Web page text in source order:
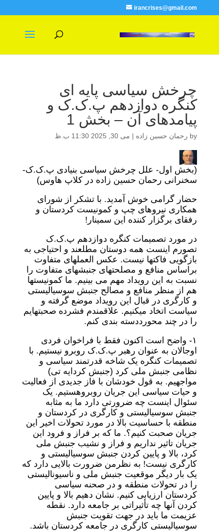
irancrises@gmail.com
چرخش سیاسی پایه ای
کنگره دوازدهم پ.ک.ک و
پیامدهای آن – بخش 1
by رحمان حسین زاده | می 30, 2025 11:30 ب.ظ
(بخش اول- علل چرخش سیاسی بنیادی پ.ک.ک-
سخنرانی رحمان حسین زاده در کلاپ هاوس)
حضار گرامی خوش آمدید. با تشکر از شورای
همکاری نیروهای چپ و کمونیست کردستان و
رفقای برگزار کننده این سمینار!
در مورد تصمیمات کنگره دوازدهم پ.ک.ک
تصورم اینست همه دوستان مطلعند و احتیاجی به
بازگویی فاکتها نیست. عکس العملهای متفاوت
براساس منافع و مصلحتهای جنبشهای متفاوت را
نسبت به این رویداد مهم می بینیم. ما کمونیستها
هم از منظر منافع و مصالح جنبش سوسیالیستی
و کارگری در قبال این رویداد موضع گرفته و
سیاست اتخاد میکنیم. علاقمندم فشرده صحبتهایم
را در چند محورددسته بندی کنم.
١- واضح است اکنون فقط با فراخوان فردی
اوجالان به عنوان رهبر پ.ک.ک روبرو نیستیم. با
تصمیمات کنگره یک شاخه قدرتمند سیاسی و
نظامی جنبش ملی کرد (جنبش کردایه تی)
مواجهیم. به قول خودشان با فاز جدیدی از فعالیت
و حیات سیاسی این جریان روبروهستیم. یک
سئوال اینست چه ضرورتی دارد ما به مثابه
جنبش سوسیالیستی و کارگری در کردستان و
منطقه با حساسیت بالا در مورد تحولات اخیر این
جریان صحبت کنیم؟. ما که بر فراز و فرود این
جریان تاثیر نداریم و فراز و نشیب جنبش ملی
کرد، بالا و پایین کردن جنبش سوسیالیستی و
کارگری نیست! به نظرمن ضرورت بالایی دارد که
یک بار دیگر موقعیت جنبش ملی و ناسیونالیستی
را در تحولات منطقه و در صحنه سیاسی
کردستان ارزیابی کنیم. نشان دهیم بالا و پایین
کردن آنها چه تأثیراتی بر جامعه دارد. نقطه
عزیمت ما باید در جهت تقویت جنبش
سوسیالیستی کارگری در جامعه کردستان باشد.